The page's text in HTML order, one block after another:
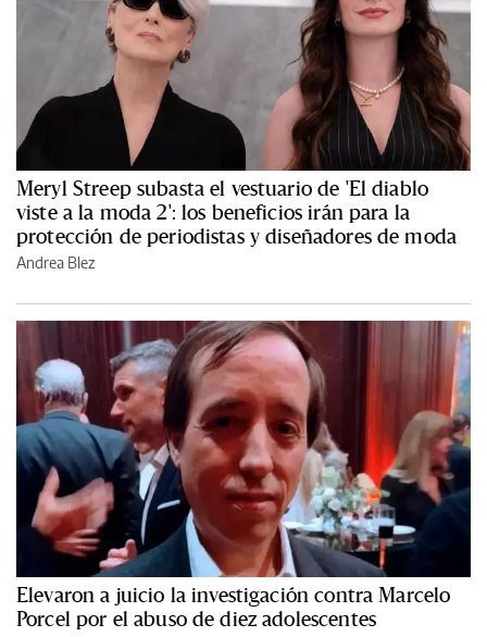
Meryl Streep subasta el vestuario de 'El diablo
viste a la moda 2': los beneficios irán para la
protección de periodistas y diseñadores de moda
Andrea Blez
Elevaron a juicio la investigación contra Marcelo
Porcel por el abuso de diez adolescentes